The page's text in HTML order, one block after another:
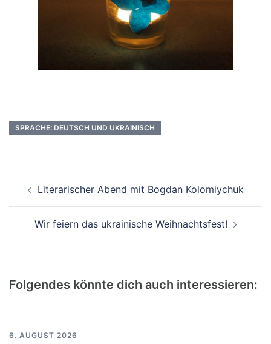
SPRACHE: DEUTSCH UND UKRAINISCH
Literarischer Abend mit Bogdan Kolomiychuk
Wir feiern das ukrainische Weihnachtsfest!
Folgendes könnte dich auch interessieren:
6. AUGUST 2026